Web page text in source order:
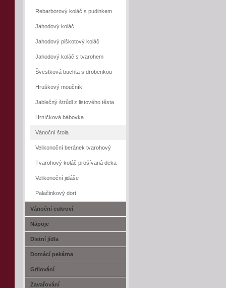
Rebarborový koláč s pudinkem
Jahodový koláč
Jahodový piškotový koláč
Jahodový koláč s tvarohem
Švestková buchta s drobenkou
Hruškový moučník
Jablečný štrůdl z listového těsta
Hrníčková bábovka
Vánoční štola
Velikonoční beránek tvarohový
Tvarohový koláč prošívaná deka
Velikonoční jidáše
Palačinkový dort
Vánoční cukroví
Nápoje
Dietní jídla
Domácí pekárna
Grilování
Zavařování